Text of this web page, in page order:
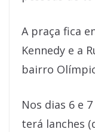
A praça fica
Kennedy e a
bairro
Nos dias 6 e
terá lanches